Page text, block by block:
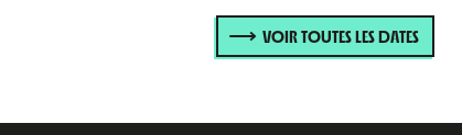
VOIR TOUTES LES DATES